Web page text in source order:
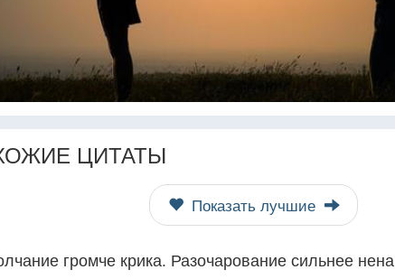
ЦИТАТЫ
Показать лучшие
громче крика. Разочарование сильнее